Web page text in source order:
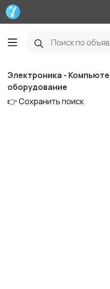
Электроника -
оборудование
👉 Сохранить поиск